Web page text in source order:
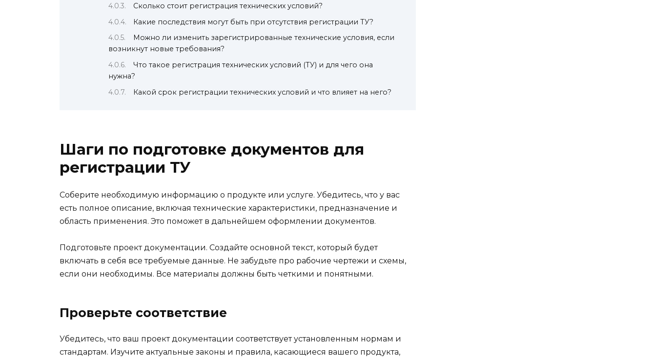
Сколько стоит регистрация технических условий?
Какие последствия могут быть при отсутствия регистрации ТУ?
Можно ли изменить зарегистрированные технические условия, если
возникнут новые требования?
Что такое регистрация технических условий (ТУ) и для чего она
нужна?
Какой срок регистрации технических условий и что влияет на него?
Шаги по подготовке документов для
регистрации ТУ
Соберите необходимую информацию о продукте или услуге. Убедитесь, что у вас
есть полное описание, включая технические характеристики, предназначение и
область применения. Это поможет в дальнейшем оформлении документов.
Подготовьте проект документации. Создайте основной текст, который будет
включать в себя все требуемые данные. Не забудьте про рабочие чертежи и схемы,
если они необходимы. Все материалы должны быть четкими и понятными.
Проверьте соответствие
Убедитесь, что ваш проект документации соответствует установленным нормам и
стандартам. Изучите актуальные законы и правила, касающиеся вашего продукта,